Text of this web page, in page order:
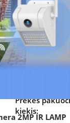
multimedijos
su Android 11
Prekės ID:
Prekės
kiekis:
2MP IR LAMP